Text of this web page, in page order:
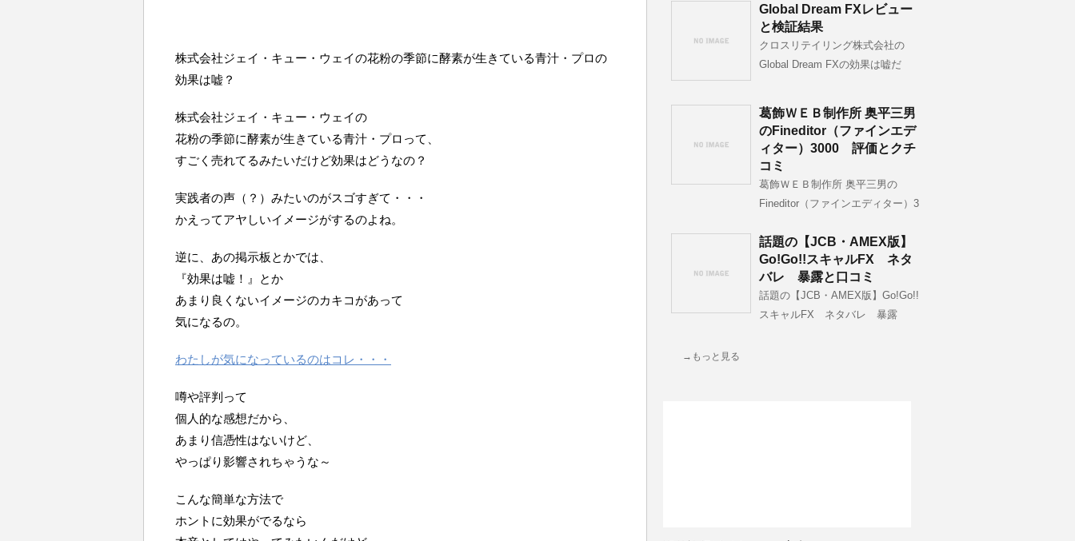
株式会社ジェイ・キュー・ウェイの花粉の季節に酵素が生きている青汁・プロの
効果は嘘？
株式会社ジェイ・キュー・ウェイの
花粉の季節に酵素が生きている青汁・プロって、
すごく売れてるみたいだけど効果はどうなの？
実践者の声（？）みたいのがスゴすぎて・・・
かえってアヤしいイメージがするのよね。
逆に、あの掲示板とかでは、
『効果は嘘！』とか
あまり良くないイメージのカキコがあって
気になるの。
わたしが気になっているのはコレ・・・
噂や評判って
個人的な感想だから、
あまり信憑性はないけど、
やっぱり影響されちゃうな～
こんな簡単な方法で
ホントに効果がでるなら
Global Dream FXレビュー
と検証結果
クロスリテイリング株式会社の
Global Dream FXの効果は嘘だ
葛飾ＷＥＢ制作所 奥平三男
のFineditor（ファインエデ
ィター）3000 評価とクチ
コミ
葛飾ＷＥＢ制作所 奥平三男の
Fineditor（ファインエディター）3
話題の【JCB・AMEX版】
Go!Go!!スキャルFX ネタ
バレ 暴露と口コミ
話題の【JCB・AMEX版】Go!Go!!
スキャルFX ネタバレ 暴露
→もっと見る